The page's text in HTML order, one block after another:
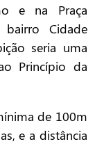
e na Praça
Cidade
seria uma
Princípio da
de 100m
e a distância